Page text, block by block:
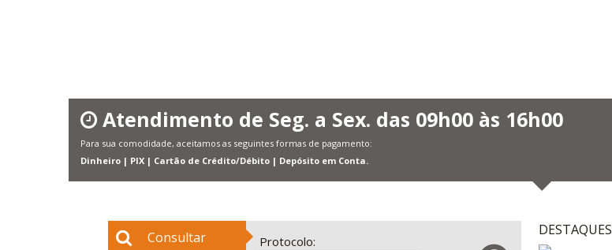
Atendimento de Seg. a Sex. das 09h00 às 16h00
Para sua comodidade, aceitamos as seguintes formas de pagamento:
Dinheiro | PIX | Cartão de Crédito/Débito | Depósito em Conta.
Consultar Protocolo:
DESTAQUES